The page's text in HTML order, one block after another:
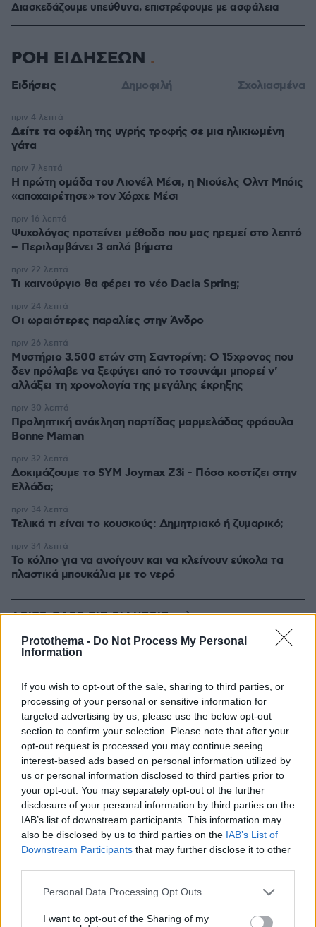
Protothema - Do Not Process My Personal
Information
If you wish to opt-out of the sale, sharing to third parties, or
processing of your personal or sensitive information for
targeted advertising by us, please use the below opt-out
section to confirm your selection. Please note that after your
opt-out request is processed you may continue seeing
interest-based ads based on personal information utilized by
us or personal information disclosed to third parties prior to
your opt-out. You may separately opt-out of the further
disclosure of your personal information by third parties on the
IAB’s list of downstream participants. This information may
also be disclosed by us to third parties on the IAB’s List of
Downstream Participants that may further disclose it to other
Please note that this website/app uses one or more Google
not limited to your visit or usage behaviour. You may click to
Personal Data Processing Opt Outs
I want to opt-out of the Sharing of my
Διασκεδάζουμε υπεύθυνα, επιστρέφουμε με ασφάλεια
ΡΟΗ ΕΙΔΗΣΕΩΝ
Ειδήσεις Δημοφιλή Σχολιασμένα
Δείτε τα οφέλη της υγρής τροφής σε μια ηλικιωμένη
γάτα
πριν 4 λεπτά
Η πρώτη ομάδα του Λιονέλ Μέσι, η Νιούελς Ολντ Μπόις
«αποχαιρέτησε» τον Χόρχε Μέσι
πριν 7 λεπτά
Ψυχολόγος προτείνει μέθοδο που μας ηρεμεί στο λεπτό
– Περιλαμβάνει 3 απλά βήματα
πριν 16 λεπτά
Τι καινούργιο θα φέρει το νέο Dacia Spring;
πριν 22 λεπτά
Οι ωραιότερες παραλίες στην Άνδρο
πριν 24 λεπτά
Μυστήριο 3.500 ετών στη Σαντορίνη: Ο 15χρονος που
δεν πρόλαβε να ξεφύγει από το τσουνάμι μπορεί ν'
αλλάξει τη χρονολογία της μεγάλης έκρηξης
πριν 26 λεπτά
Προληπτική ανάκληση παρτίδας μαρμελάδας φράουλα
Bonne Maman
πριν 30 λεπτά
Δοκιμάζουμε το SYM Joymax Z3i - Πόσο κοστίζει στην
Ελλάδα;
πριν 32 λεπτά
Τελικά τι είναι το κουσκούς: Δημητριακό ή ζυμαρικό;
πριν 34 λεπτά
Το κόλπο για να ανοίγουν και να κλείνουν εύκολα τα
πλαστικά μπουκάλια με το νερό
πριν 34 λεπτά
ΔΕΙΤΕ ΟΛΕΣ ΤΙΣ ΕΙΔΗΣΕΙΣ
ΤΑ ΠΙΟ ΔΗΜΟΦΙΛΗ